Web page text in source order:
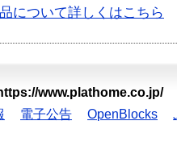
について詳しくはこちら
www.plathome.co.jp/
電子公告 OpenBlocks